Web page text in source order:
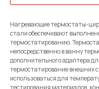
Нагревающие термостаты-
стали обеспечивают
термостатированию.
непосредственно в ванну
дополнительного адаптера
термостатирование внешних
использоваться для
тестирования материалов,